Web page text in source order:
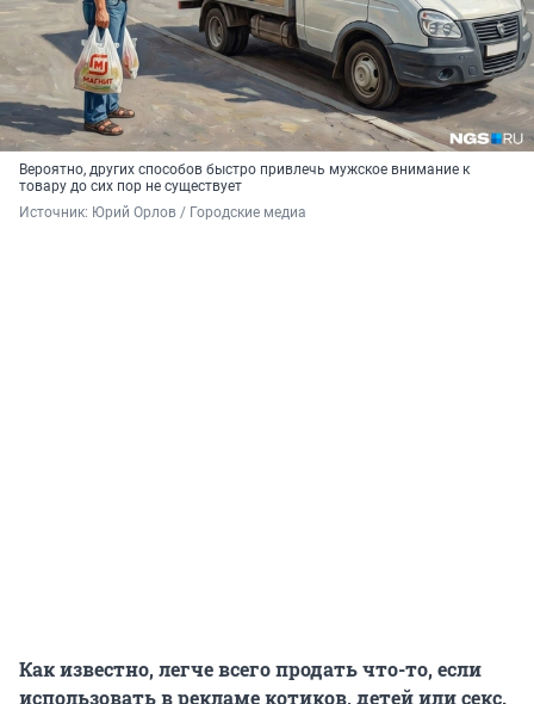
Вероятно, других способов быстро привлечь мужское внимание к
товару до сих пор не существует
Источник: Юрий Орлов / Городские медиа
Как известно, легче всего продать что-то, если
использовать в рекламе котиков, детей или секс.